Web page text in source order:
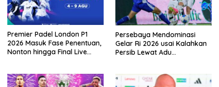
Premier Padel London P1
2026 Masuk Fase Penentuan,
Nonton hingga Final Live
Persebaya Mendominasi
Gelar Ri 2026 usai Kalahkan
Persib Lewat Adu